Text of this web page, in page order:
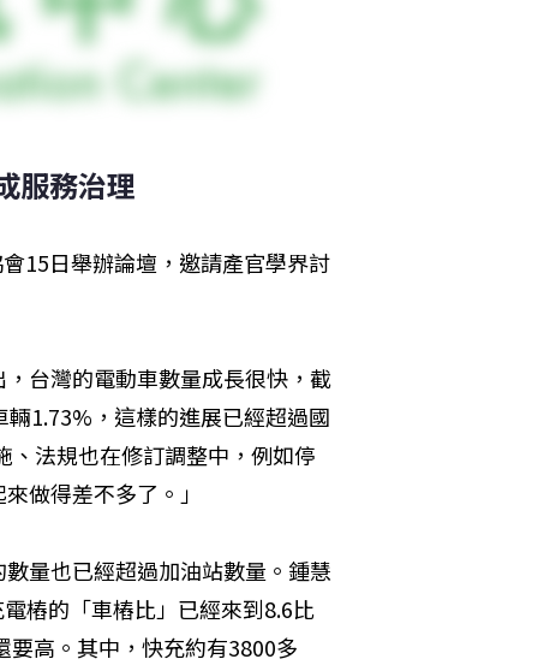
服務治理
15日舉辦論壇，邀請產官學界討
台灣的電動車數量成長很快，截
1.73%，這樣的進展已經超過國
法規也在修訂調整中，例如停
做得差不多了。」
量也已經超過加油站數量。鍾慧
樁的「車樁比」已經來到8.6比
高。其中，快充約有3800多